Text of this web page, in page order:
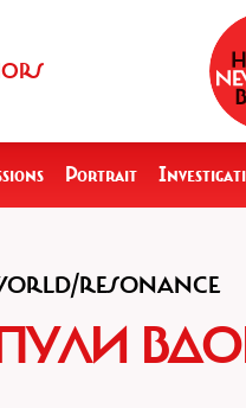
Portrait
RESONANCE